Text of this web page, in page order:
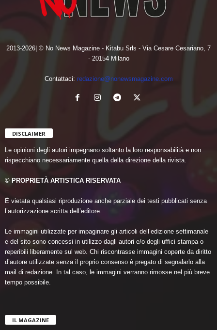
2013-2026| © No News Magazine - Kitabu Srls - Via Cesare Cesariano, 7
- 20154 Milano
Contattaci: redazione@nonewsmagazine.com
DISCLAIMER
Le opinioni degli autori impegnano soltanto la loro responsabilità e non
rispecchiano necessariamente quella della direzione della rivista.
© PROPRIETÀ ARTISTICA RISERVATA
È vietata qualsiasi riproduzione anche parziale dei testi pubblicati senza
l’autorizzazione scritta dell’editore.
Le immagini utilizzate per impaginare gli articoli dell’edizione settimanale
e del sito sono concessi in utilizzo dagli autori e/o degli uffici stampa o
reperibili liberamente sul web. Chi riscontrasse immagini coperte da diritto
d’autore utilizzate senza il proprio consenso è pregato di segnalarlo alla
mail di redazione. In tal caso, le immagini verranno rimosse nel più breve
tempo possibile.
IL MAGAZINE